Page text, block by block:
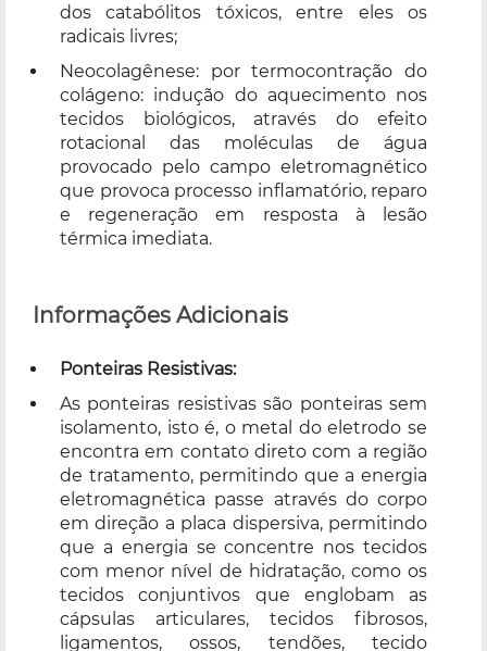
dos catabólitos tóxicos, entre eles os
radicais livres;
Neocolagênese: por termocontração do
colágeno: indução do aquecimento nos
tecidos biológicos, através do efeito
rotacional das moléculas de água
provocado pelo campo eletromagnético
que provoca processo inflamatório, reparo
e regeneração em resposta à lesão
térmica imediata.
Informações Adicionais
Ponteiras Resistivas:
As ponteiras resistivas são ponteiras sem
isolamento, isto é, o metal do eletrodo se
encontra em contato direto com a região
de tratamento, permitindo que a energia
eletromagnética passe através do corpo
em direção a placa dispersiva, permitindo
que a energia se concentre nos tecidos
com menor nível de hidratação, como os
tecidos conjuntivos que englobam as
cápsulas articulares, tecidos fibrosos,
ligamentos, ossos, tendões, tecido